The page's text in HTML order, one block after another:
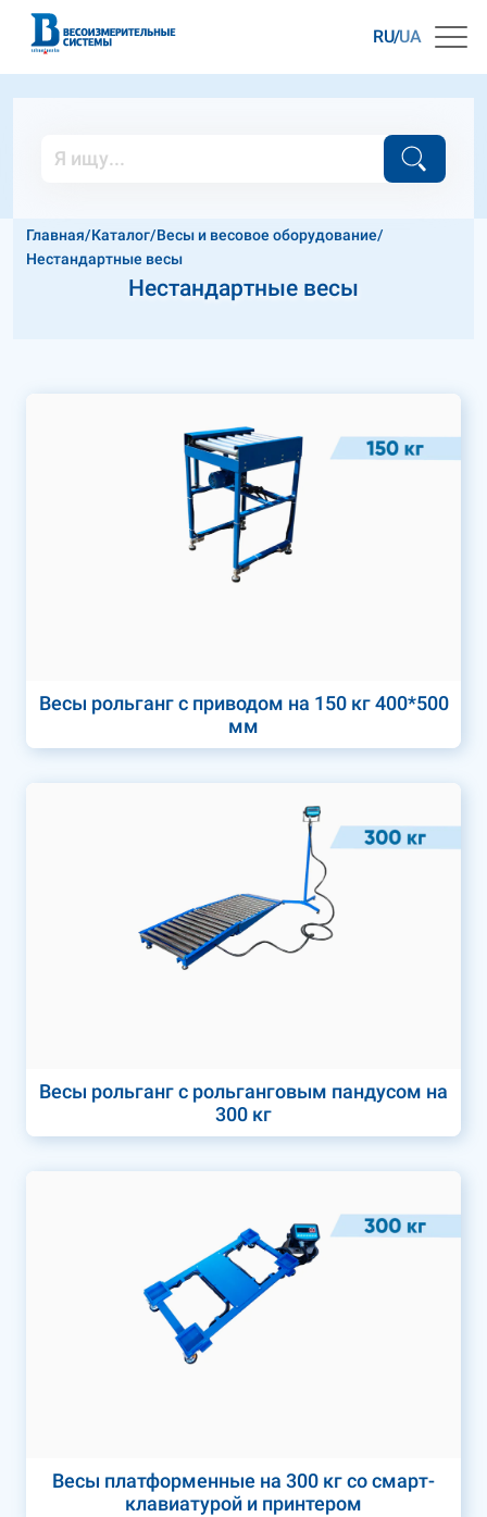
RU UA
Главная/Каталог/Весы и весовое оборудование/
Нестандартные весы
Нестандартные весы
Весы рольганг с приводом на 150 кг 400*500
мм
Весы рольганг с рольганговым пандусом на
300 кг
Весы платформенные на 300 кг со смарт-
клавиатурой и принтером